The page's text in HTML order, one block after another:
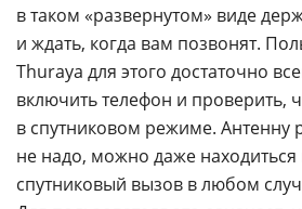
в таком «развернутом» виде
и ждать, когда вам позвонят.
Thuraya для этого достаточно
включить телефон и проверить,
в спутниковом режиме. Антенну
не надо, можно даже находиться
спутниковый вызов в любом